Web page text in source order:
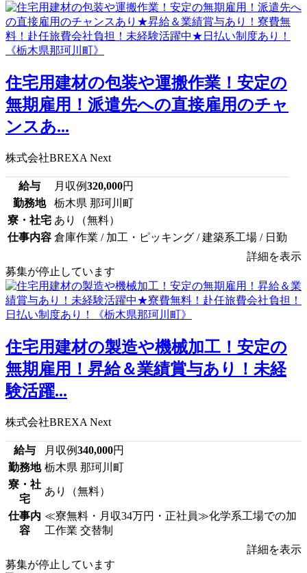
住宅用建材の包装や運搬作業！安定の
無期雇用！派遣先への直接雇用のチャ
ンスあ...
株式会社BREXA Next
給与 月収例320,000円
勤務地
栃木県 那珂川町
寮・社宅 あり（無料）
仕事内容 倉庫作業 / 加工・ピッキング / 建築系工場 / 日勤
詳細を表示
募集が停止しています
住宅用建材の製造や機械加工！安定の
無期雇用！昇給＆業績賞与あり！未経
験活躍...
株式会社BREXA Next
給与 月収例340,000円
勤務地 栃木県 那珂川町
寮・社
宅
あり（無料）
仕事内
容
≪寮無料・月収34万円・正社員≫化学系工場での加
工作業 交替制
詳細を表示
募集が停止しています